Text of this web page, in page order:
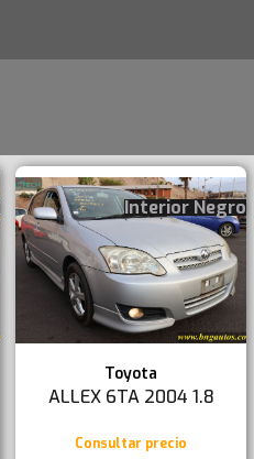
Toyota
ALLEX 6TA 2004 1.8
Consultar precio
Interior Negro